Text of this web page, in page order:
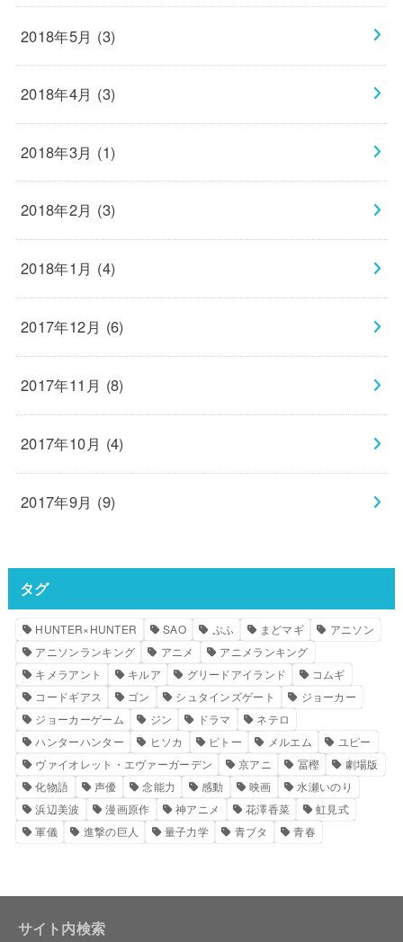
2018年5月 (3)
2018年4月 (3)
2018年3月 (1)
2018年2月 (3)
2018年1月 (4)
2017年12月 (6)
2017年11月 (8)
2017年10月 (4)
2017年9月 (9)
タグ
HUNTER×HUNTER SAO ぷふ まどマギ
アニソン
アニソンランキング
アニメ
アニメランキング
キメラアント
キルア グリードアイランド
コムギ
コードギアス
ゴン シュタインズゲート
ジョーカー
ジョーカーゲーム
ジン ドラマ
ネテロ
ハンターハンター
ヒソカ ピトー メルエム
ユピー
ヴァイオレット・エヴァーガーデン
京アニ 冨樫
劇場版
化物語
声優 念能力 感動 映画
水瀬いのり
浜辺美波
漫画原作 神アニメ 花澤香菜
虹見式
軍儀
進撃の巨人 量子力学 青ブタ 青春
サイト内検索